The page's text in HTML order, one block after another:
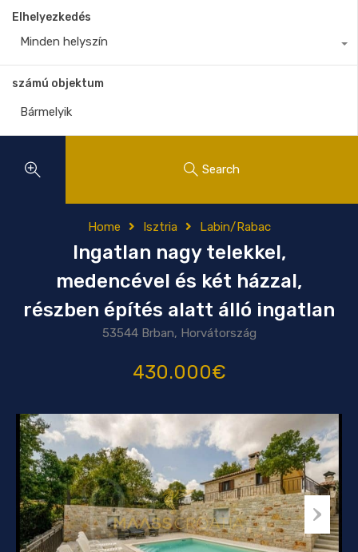
Elhelyezkedés
Minden helyszín
számú objektum
Search
Home Isztria Labin/Rabac
Ingatlan nagy telekkel,
medencével és két házzal,
részben építés alatt álló ingatlan
53544 Brban, Horvátország
430.000€